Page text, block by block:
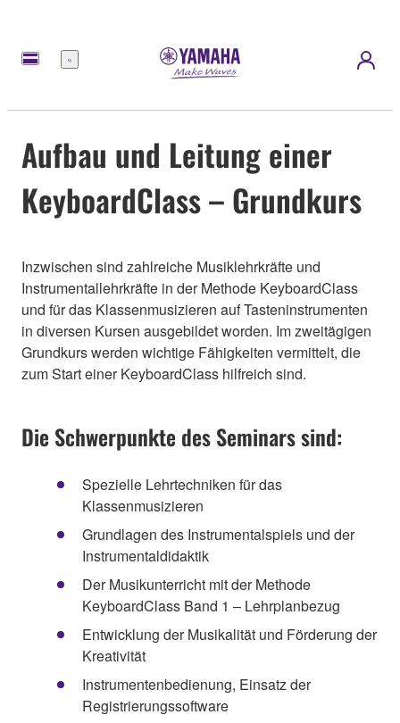
Menü
Aufbau und Leitung einer
KeyboardClass – Grundkurs
Inzwischen sind zahlreiche Musiklehrkräfte und
Instrumentallehrkräfte in der Methode KeyboardClass
und für das Klassenmusizieren auf Tasteninstrumenten
in diversen Kursen ausgebildet worden. Im zweitägigen
Grundkurs werden wichtige Fähigkeiten vermittelt, die
zum Start einer KeyboardClass hilfreich sind.
Die Schwerpunkte des Seminars sind:
Spezielle Lehrtechniken für das
Klassenmusizieren
Grundlagen des Instrumentalspiels und der
Instrumentaldidaktik
Der Musikunterricht mit der Methode
KeyboardClass Band 1 – Lehrplanbezug
Entwicklung der Musikalität und Förderung der
Kreativität
Instrumentenbedienung, Einsatz der
Registrierungssoftware